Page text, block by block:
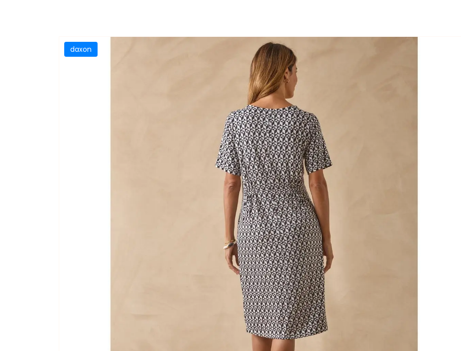
daxon